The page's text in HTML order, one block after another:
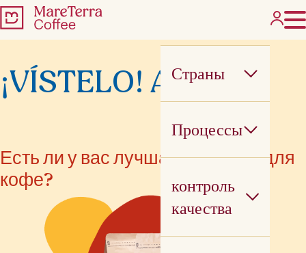
Страны
Процессы
контроль
качества
¡VÍSTELO! Awards
Есть ли у вас лучшая упаковка для
кофе?